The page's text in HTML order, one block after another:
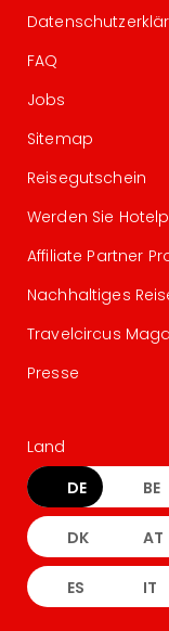
FAQ
Jobs
Sitemap
Reisegutschein
Werden Sie
Affiliate Partner
Nachhaltiges
Travelcircus
Presse
Land
DE BE
DK AT
ES IT